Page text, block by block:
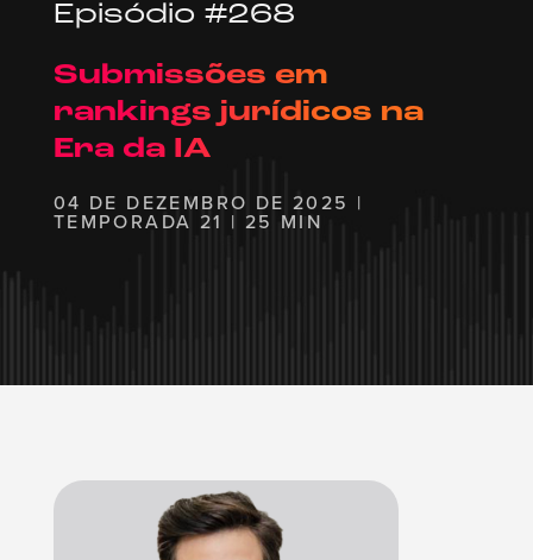
Episódio #268
Submissões em
rankings jurídicos na
Era da IA
04 DE DEZEMBRO DE 2025 |
TEMPORADA 21 | 25 MIN